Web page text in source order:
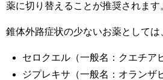
薬に切り替えることが推奨されます
錐体外路症状の少ないお薬としては
セロクエル（一般名：クエチア
ジプレキサ（一般名：オランザ